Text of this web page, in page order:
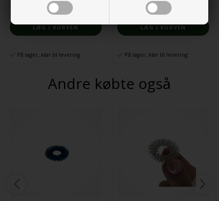
122,00 DKK
På lager, klar til levering
365,00 DKK
På lager, klar til levering
Andre købte også